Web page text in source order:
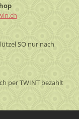
SO nur nach
per TWINT bezahlt